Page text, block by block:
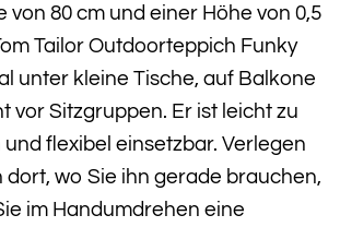
von 80 cm und einer Höhe von 0,5
Tailor Outdoorteppich Funky
unter kleine Tische, auf Balkone
vor Sitzgruppen. Er ist leicht zu
flexibel einsetzbar. Verlegen
dort, wo Sie ihn gerade brauchen,
im Handumdrehen eine